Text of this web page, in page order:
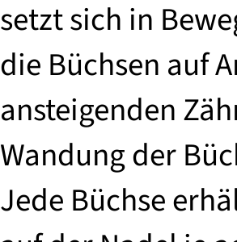
setzt sich in
die Büchsen auf
ansteigenden
Wandung der
Jede Büchse